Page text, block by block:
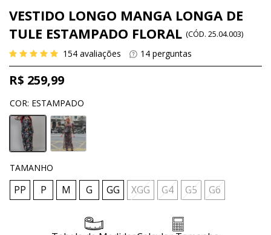
VESTIDO LONGO MANGA LONGA DE
TULE ESTAMPADO FLORAL (CÓD. 25.04.003)
154 avaliações 14 perguntas
R$ 259,99
COR: ESTAMPADO
TAMANHO
PP P M G GG XGG G4 G5 G6